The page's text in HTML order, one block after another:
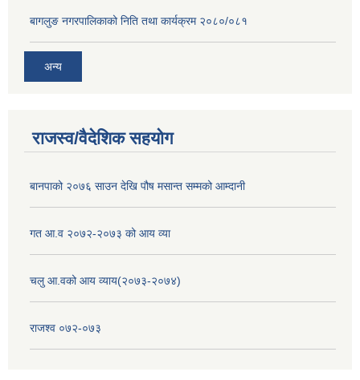
बागलुङ नगरपालिकाको निति तथा कार्यक्रम २०८०/०८१
अन्य
राजस्व/वैदेशिक सहयोग
बानपाको २०७६ साउन देखि पौष मसान्त सम्मको आम्दानी
गत आ.व २०७२-२०७३ को आय व्या
चलु आ.वको आय व्याय(२०७३-२०७४)
राजश्व ०७२-०७३